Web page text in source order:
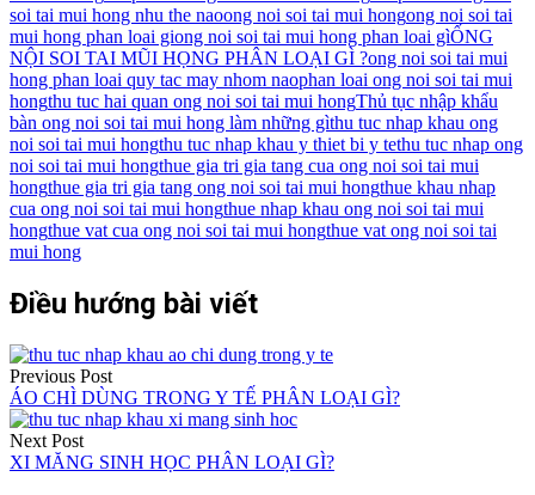
soi tai mui hong nhu the naoong noi soi tai mui hongong noi soi tai
mui hong phan loai giong noi soi tai mui hong phan loai gìỐNG
NỘI SOI TAI MŨI HỌNG PHÂN LOẠI GÌ ?ong noi soi tai mui
hong phan loai quy tac may nhom naophan loai ong noi soi tai mui
hongthu tuc hai quan ong noi soi tai mui hongThủ tục nhập khẩu
bàn ong noi soi tai mui hong làm những gìthu tuc nhap khau ong
noi soi tai mui hongthu tuc nhap khau y thiet bi y tethu tuc nhap ong
noi soi tai mui hongthue gia tri gia tang cua ong noi soi tai mui
hongthue gia tri gia tang ong noi soi tai mui hongthue khau nhap
cua ong noi soi tai mui hongthue nhap khau ong noi soi tai mui
hongthue vat cua ong noi soi tai mui hongthue vat ong noi soi tai
mui hong
Điều hướng bài viết
Previous Post
ÁO CHÌ DÙNG TRONG Y TẾ PHÂN LOẠI GÌ?
Next Post
XI MĂNG SINH HỌC PHÂN LOẠI GÌ?